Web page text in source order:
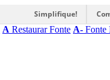
Simplifique!
A Restaurar Fonte A- Fonte